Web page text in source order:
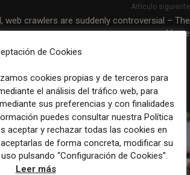
Artículo siguiente
web crawlers are suddenly controversial – The
Verge
de Cookies
cookies propias y de terceros para
el análisis del tráfico web, para
sus preferencias y con finalidades
puedes consultar nuestra Política
aceptar y rechazar todas las cookies en
de forma concreta, modificar su
pulsando “Configuración de Cookies”.
Leer más